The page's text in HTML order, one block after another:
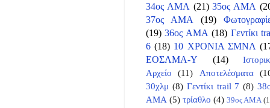
34ος ΑΜΑ (21) 35ος ΑΜΑ
37ος ΑΜΑ
(19)
(19) 36ος ΑΜΑ (18) Γεντίκι
6 (18) 10 ΧΡΟΝΙΑ ΣΜΝΛ
ΕΟΣΛΜΑ-Υ
(14)
Αρχείο
(11) Αποτελέσματα
30χλμ (8) Γεντίκι trail 7 (8)
ΑΜΑ (5) τρίαθλο (4) 39ος ΑΜΑ